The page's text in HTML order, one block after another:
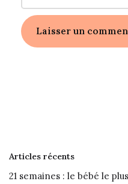
Articles récents
21 semaines : le bébé le